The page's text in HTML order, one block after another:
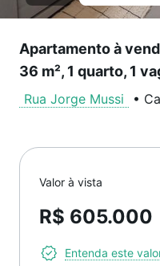
Apartamento à
36 m², 1 quarto, 1
Rua Jorge Mussi •
Valor à vista
R$ 605.000
Entenda este